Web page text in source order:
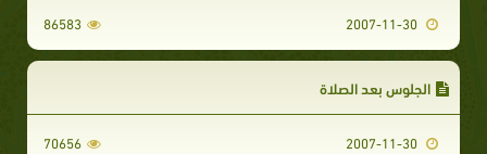
86583
الجلوس بعد الصلاة
70656